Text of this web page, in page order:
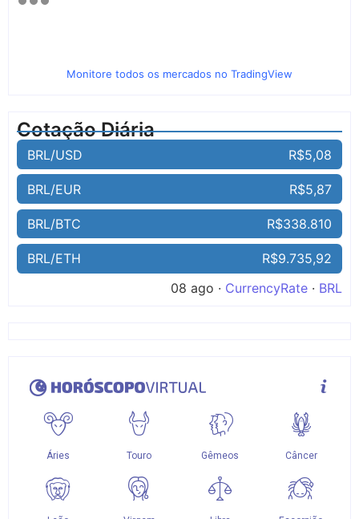
Monitore todos os mercados no TradingView
Cotação Diária
BRL/USD R$5,08
BRL/EUR R$5,87
BRL/BTC R$338.810
BRL/ETH
R$9.735,92
08 ago · CurrencyRate · BRL